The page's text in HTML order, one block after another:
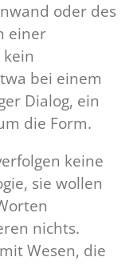
oder des
einer
bei einem
Dialog, ein
die Form.
keine
sie wollen
nichts.
Wesen, die